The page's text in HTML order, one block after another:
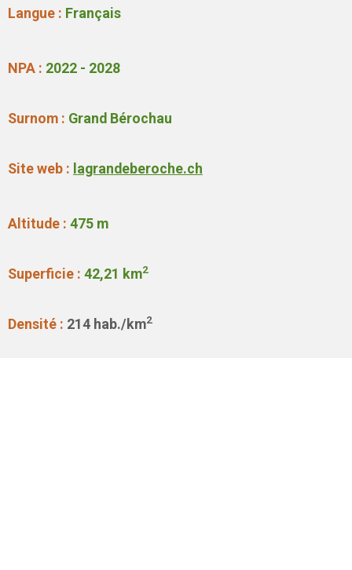
Langue : Français
NPA : 2022 - 2028
Surnom : Grand Bérochau
Site web : lagrandeberoche.ch
Altitude : 475 m
Superficie : 42,21 km2
Densité : 214 hab./km2